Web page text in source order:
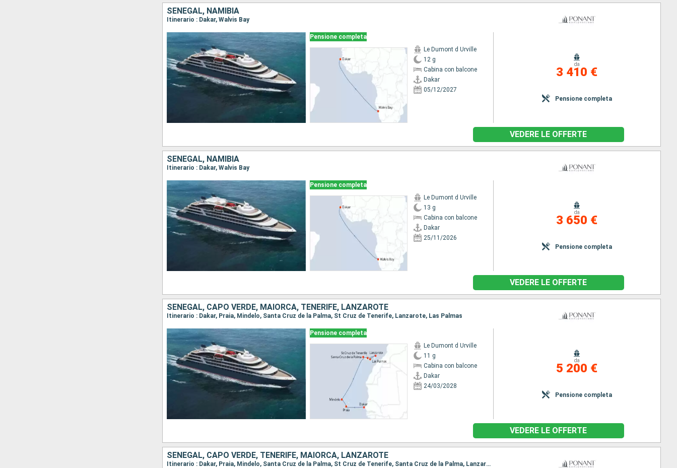
SENEGAL, NAMIBIA
Itinerario : Dakar, Walvis Bay
Pensione completa
Le Dumont d Urville
12 g
Cabina con balcone
Dakar
05/12/2027
da
3 410 €
Pensione completa
VEDERE LE OFFERTE
SENEGAL, NAMIBIA
Itinerario : Dakar, Walvis Bay
Pensione completa
Le Dumont d Urville
13 g
Cabina con balcone
Dakar
25/11/2026
da
3 650 €
Pensione completa
VEDERE LE OFFERTE
SENEGAL, CAPO VERDE, MAIORCA, TENERIFE, LANZAROTE
Itinerario : Dakar, Praia, Mindelo, Santa Cruz de la Palma, St Cruz de Tenerife, Lanzarote, Las Palmas
Pensione completa
Le Dumont d Urville
11 g
Cabina con balcone
Dakar
24/03/2028
da
5 200 €
Pensione completa
VEDERE LE OFFERTE
SENEGAL, CAPO VERDE, TENERIFE, MAIORCA, LANZAROTE
Itinerario : Dakar, Praia, Mindelo, Santa Cruz de la Palma, St Cruz de Tenerife, Santa Cruz de la Palma, Lanzarote, Las Palmas